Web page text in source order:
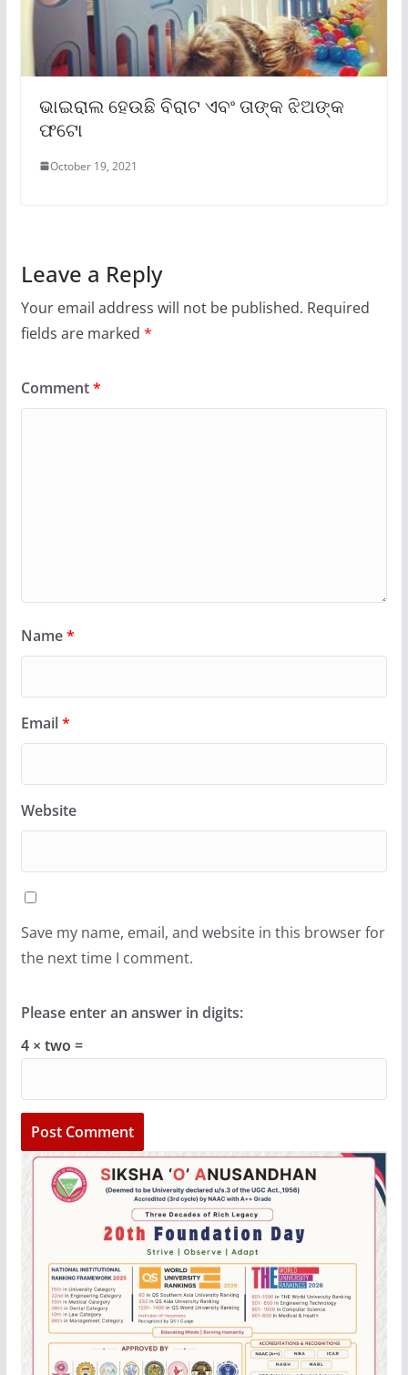
ଭାଇରାଲ ହେଉଛି ବିରାଟ ଏବଂ ତାଙ୍କ ଝିଅଙ୍କ
ଫଟୋ
October 19, 2021
Leave a Reply
Your email address will not be published. Required
fields are marked *
Comment*
Name*
Email*
Website
Save my name, email, and website in this browser for
the next time I comment.
Please enter an answer in digits:
4 × two =